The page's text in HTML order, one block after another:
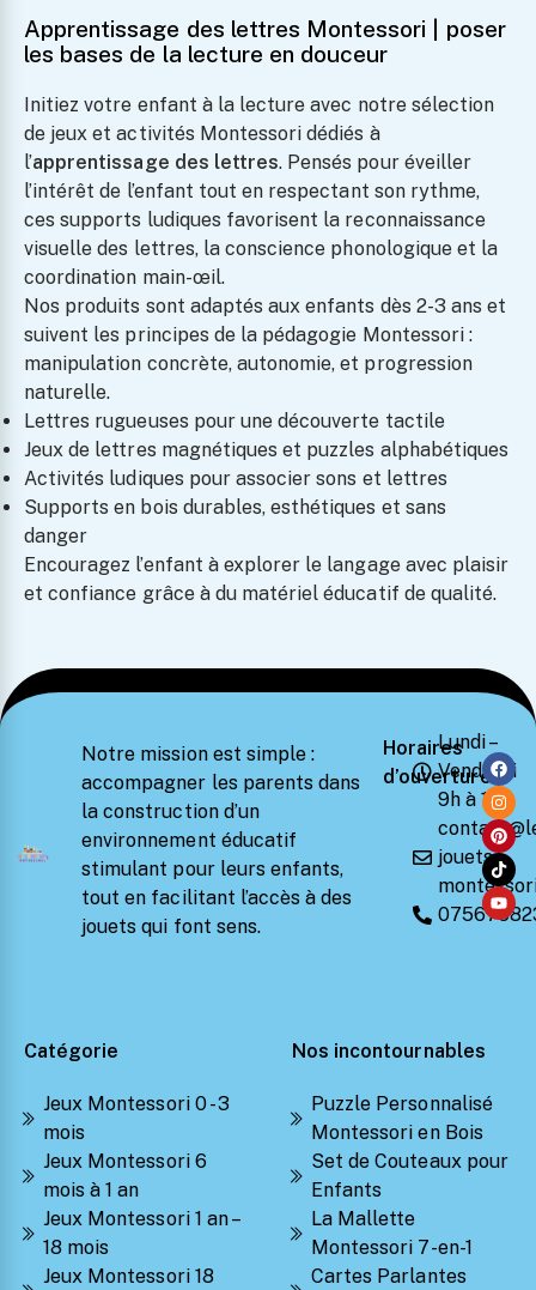
Apprentissage des lettres Montessori | poser
les bases de la lecture en douceur
Initiez votre enfant à la lecture avec notre sélection
de jeux et activités Montessori dédiés à
l’apprentissage des lettres. Pensés pour éveiller
l’intérêt de l’enfant tout en respectant son rythme,
ces supports ludiques favorisent la reconnaissance
visuelle des lettres, la conscience phonologique et la
coordination main-œil.
Nos produits sont adaptés aux enfants dès 2-3 ans et
suivent les principes de la pédagogie Montessori :
manipulation concrète, autonomie, et progression
naturelle.
Lettres rugueuses pour une découverte tactile
Jeux de lettres magnétiques et puzzles alphabétiques
Activités ludiques pour associer sons et lettres
Supports en bois durables, esthétiques et sans
danger
Encouragez l’enfant à explorer le langage avec plaisir
et confiance grâce à du matériel éducatif de qualité.
Notre mission est simple :
accompagner les parents dans
la construction d’un
environnement éducatif
stimulant pour leurs enfants,
tout en facilitant l’accès à des
jouets qui font sens.
Horaires
d’ouverture
Lundi –
Vendredi
9h à 18h
jouets-
Catégorie
Jeux Montessori 0 - 3
mois
Jeux Montessori 6
mois à 1 an
Jeux Montessori 1 an –
18 mois
Jeux Montessori 18
Nos incontournables
Puzzle Personnalisé
Montessori en Bois
Set de Couteaux pour
Enfants
La Mallette
Montessori 7-en-1
Cartes Parlantes